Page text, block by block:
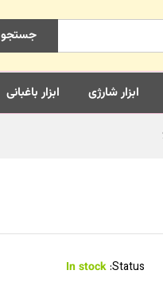
جستجو
ابزار شارژی ابزار باغبانی
Status:
In stock